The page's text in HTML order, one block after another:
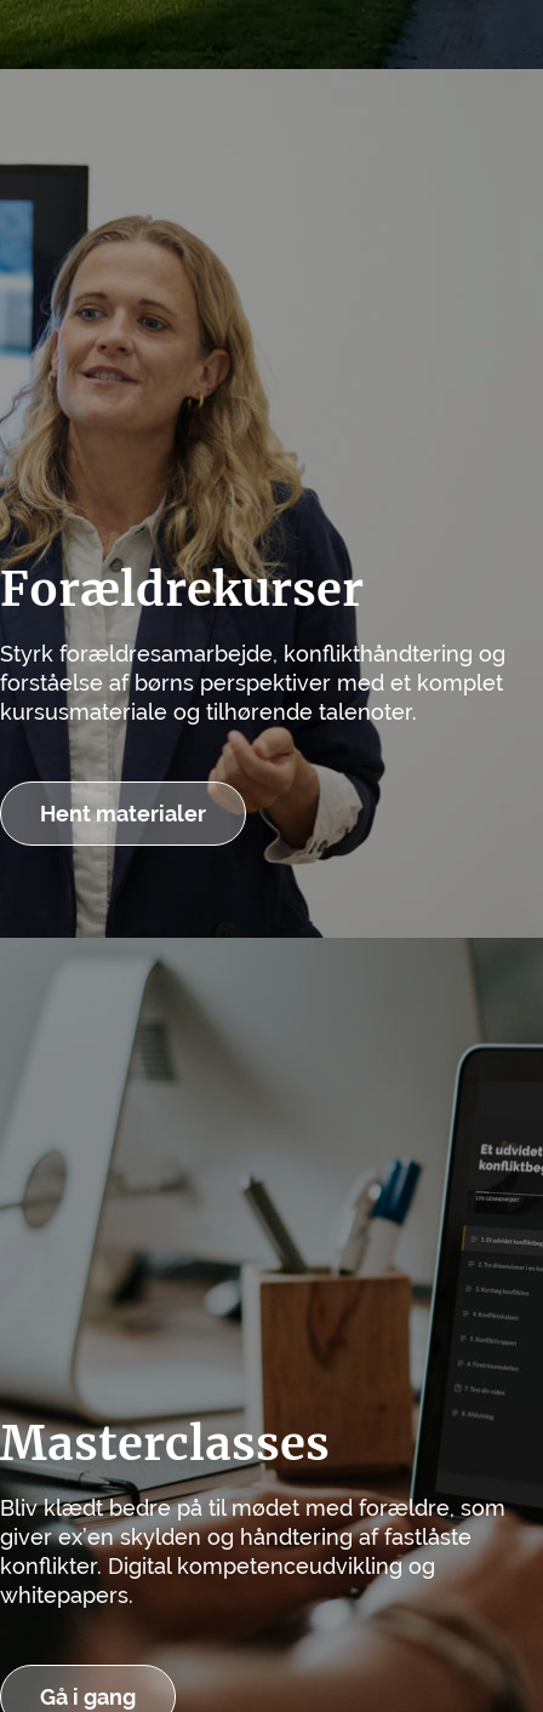
Forældrekurser
Styrk forældresamarbejde, konflikthåndtering og
forståelse af børns perspektiver med et komplet
kursusmateriale og tilhørende talenoter.
Hent materialer
Masterclasses
Bliv klædt bedre på til mødet med forældre, som
giver ex’en skylden og håndtering af fastlåste
konflikter. Digital kompetenceudvikling og
whitepapers.
Gå i gang